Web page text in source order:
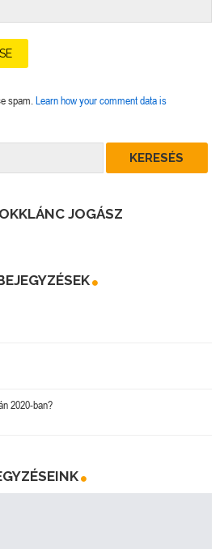
spam. Learn how your comment data is
JOGÁSZ
2020-ban?